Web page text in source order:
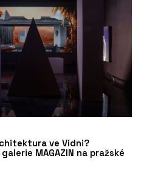
ve Vídni?
MAGAZIN na pražské